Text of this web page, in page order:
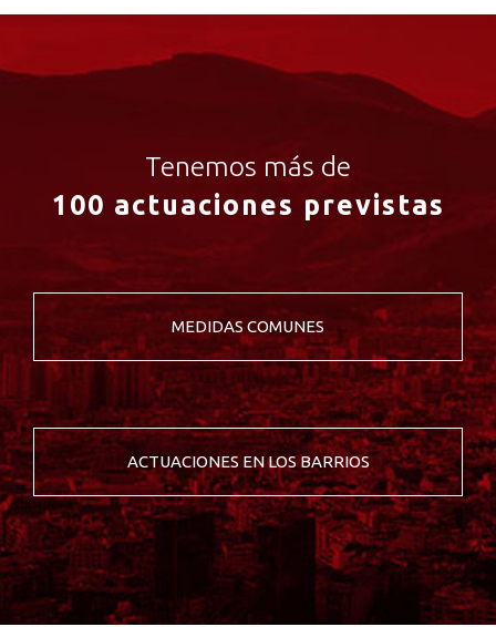
Tenemos más de
100 actuaciones previstas
MEDIDAS COMUNES
ACTUACIONES EN LOS BARRIOS